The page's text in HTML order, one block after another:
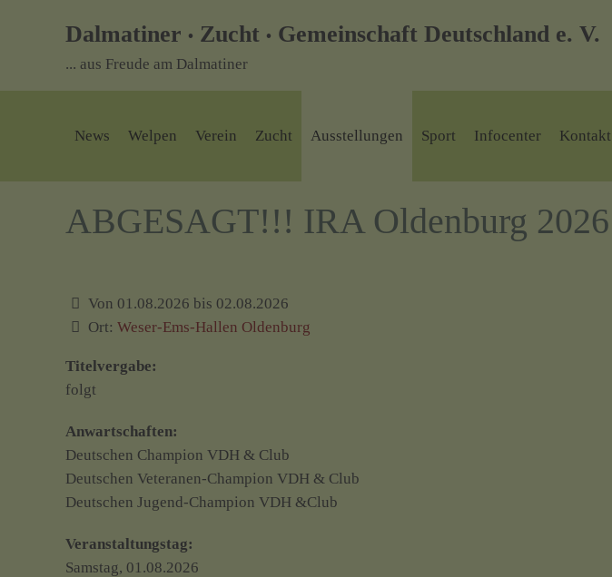
Dalmatiner • Zucht • Gemeinschaft Deutschland e. V.
... aus Freude am Dalmatiner
News Welpen Verein Zucht Ausstellungen Sport Infocenter Kontakt
ABGESAGT!!! IRA Oldenburg 2026
Von 01.08.2026 bis 02.08.2026
Ort:Weser-Ems-Hallen Oldenburg
Titelvergabe:
folgt
Anwartschaften:
Deutschen Champion VDH & Club
Deutschen Veteranen-Champion VDH & Club
Deutschen Jugend-Champion VDH &Club
Veranstaltungstag:
Samstag, 01.08.2026